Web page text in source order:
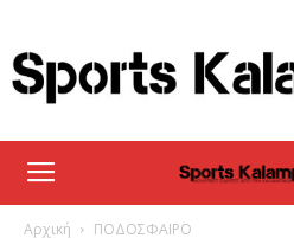
sportskalampaka
Αρχική ΠΟΔΟΣΦΑΙΡΟ